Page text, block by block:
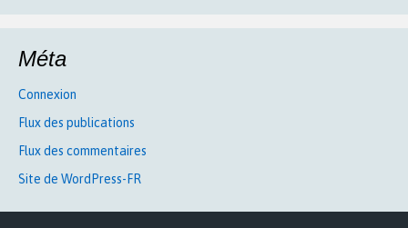
Méta
Connexion
Flux des publications
Flux des commentaires
Site de WordPress-FR